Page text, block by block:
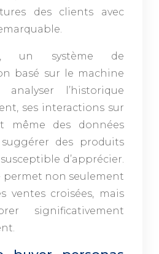
des clients avec
un système de
basé sur le machine
l’historique
ses interactions sur
même des données
des produits
d’apprécier.
permet non seulement
ventes croisées, mais
significativement